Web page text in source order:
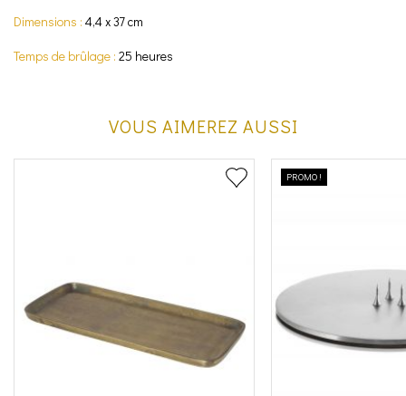
Dimensions : 4,4 x 37 cm
Temps de brûlage : 25 heures
VOUS AIMEREZ AUSSI
PROMO !